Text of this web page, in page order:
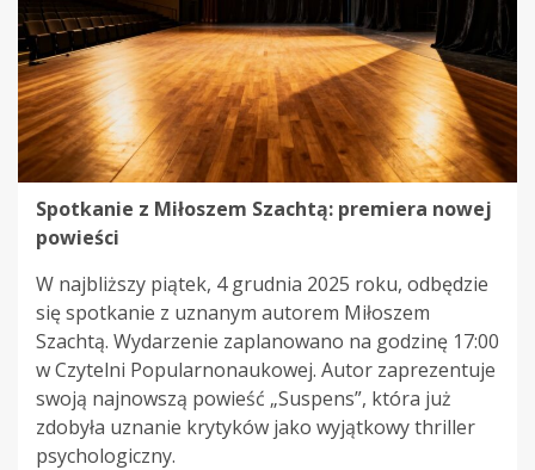
Spotkanie z Miłoszem Szachtą: premiera nowej
powieści
W najbliższy piątek, 4 grudnia 2025 roku, odbędzie
się spotkanie z uznanym autorem Miłoszem
Szachtą. Wydarzenie zaplanowano na godzinę 17:00
w Czytelni Popularnonaukowej. Autor zaprezentuje
swoją najnowszą powieść „Suspens”, która już
zdobyła uznanie krytyków jako wyjątkowy thriller
psychologiczny.